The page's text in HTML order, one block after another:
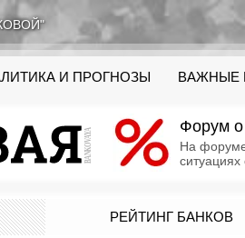
И ПРОГНОЗЫ ВАЖНЫЕ
Форум о
На
РЕЙТИНГ БАНКОВ